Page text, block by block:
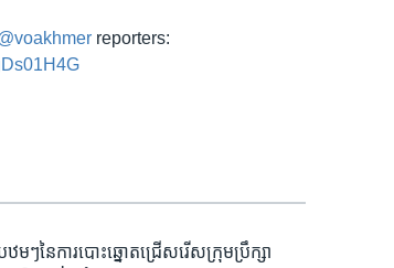
reporters:
នៃ​ការ​បោះឆ្នោត​ជ្រើសរើស​ក្រុមប្រឹក្សា​